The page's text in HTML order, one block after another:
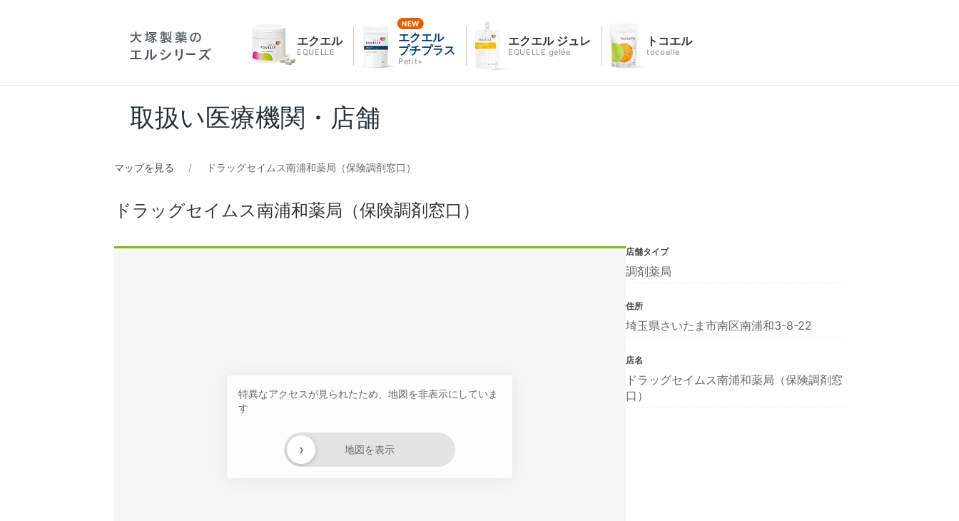
エクエル
EQUELLE
エクエル
プチプラス
Petit+
エクエル ジュレ
EQUELLE gelée
トコエル
tocoelle
取扱い医療機関・店舗
マップを見る ドラッグセイムス南浦和薬局（保険調剤窓口）
ドラッグセイムス南浦和薬局（保険調剤窓口）
特異なアクセスが見られたため、地図を非表示にしていま
す
地図を表示
›
店舗タイプ
調剤薬局
住所
埼玉県さいたま市南区南浦和3-8-22
店名
ドラッグセイムス南浦和薬局（保険調剤窓
口）